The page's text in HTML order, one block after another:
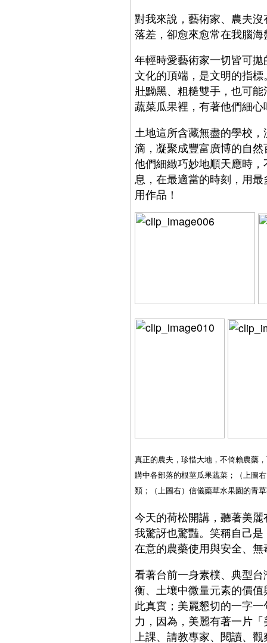
對我來說，藝術家、農夫
落差，卻愈來愈常在我腦
年輕時愛藝術家一切皆可
文化的頂端，是文明的指
壯黝黑、粗糙雙手，也可
蔬菜瓜果裡，有著他們細
土地這所含藏無盡的學校
滴，凝聚成豐富廣博的自
他們細緻巧妙地順天應時
息，在最適當的時刻，用
用作品！
真正的農夫，珍惜大地，不倚賴農藥
購中各部落的根莖瓜果蔬菜；（上圖
類；（上圖右）信儀藥草水果園的青
今天的荷松開講，聽著美
我驚訝也驚豔。笑稱自己
在意的農藥使用與安全、
看著台前一身素樸、典型
衡、土壤中微量元素的價
此真實；美麗懇切的一字
力，因為，美麗有著一片
上課、請教專家、閱讀、